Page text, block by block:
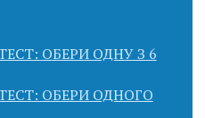
ОБЕРИ ОДНУ З 6
ОБЕРИ ОДНОГО